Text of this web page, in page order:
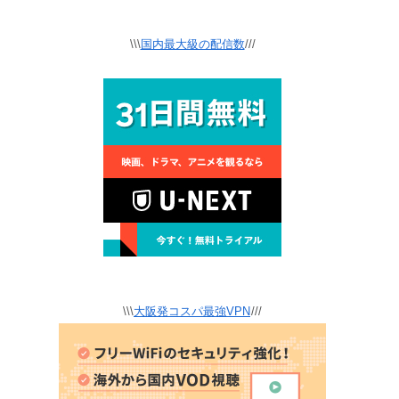
\\\国内最大級の配信数///
\\\大阪発コスパ最強VPN///